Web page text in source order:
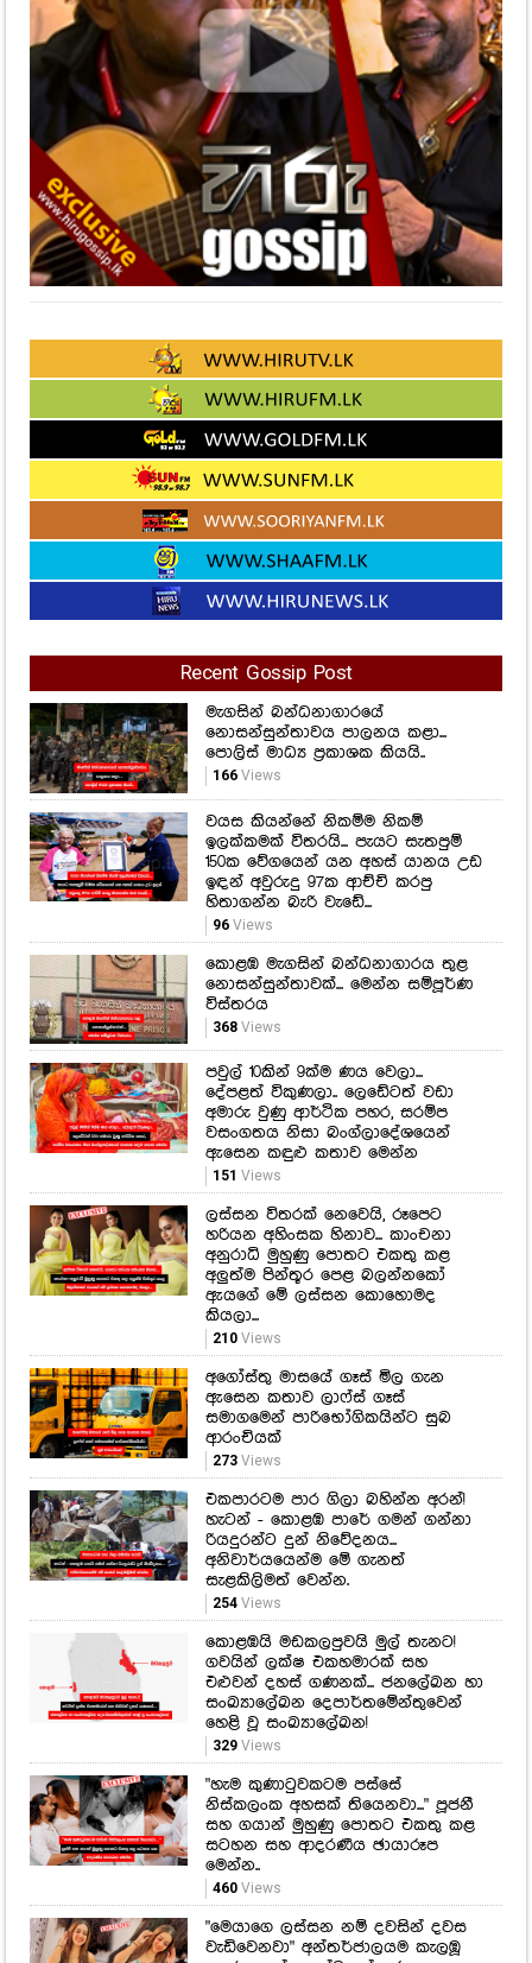
Recent Gossip Post
මැගසින් බන්ධනාගාරයේ
නොසන්සුන්තාවය පාලනය කළා...
පොලිස් මාධ්‍ය ප්‍රකාශක කියයි..
166Views
වයස කියන්නේ නිකම්ම නිකම්
ඉලක්කමක් විතරයි... පැයට සැතපුම්
150ක වේගයෙන් යන අහස් යානය උඩ
ඉඳන් අවුරුදු 97ක ආච්චි කරපු
හිතාගන්න බැරි වැඩේ...
96Views
කොළඹ මැගසින් බන්ධනාගාරය තුළ
නොසන්සුන්තාවක්... මෙන්න සම්පූර්ණ
විස්තරය
368Views
පවුල් 10කින් 9ක්ම ණය වෙලා...
දේපළත් විකුණලා.. ලෙඩේටත් වඩා
අමාරු වුණු ආර්ථික පහර, සරම්ප
වසංගතය නිසා බංග්ලාදේශයෙන්
ඇසෙන කඳුළු කතාව මෙන්න
151 Views
ලස්සන විතරක් නෙවෙයි, රූපෙට
හරියන අහිංසක හිනාව... කාංචනා
අනුරාධි මුහුණු පොතට එකතු කළ
අලුත්ම පින්තූර පෙළ බලන්නකෝ
ඇයගේ මේ ලස්සන කොහොමද
කියලා...
210Views
අගෝස්තු මාසයේ ගෑස් මිල ගැන
ඇසෙන කතාව ලාෆ්ස් ගෑස්
සමාගමෙන් පාරිභෝගිකයින්ට සුබ
ආරංචියක්
273Views
එකපාරටම පාර ගිලා බහින්න අරන්!
හැටන් - කොළඹ පාරේ ගමන් ගන්නා
රියදුරන්ට දුන් නිවේදනය...
අනිවාර්යයෙන්ම මේ ගැනත්
සැළකිලිමත් වෙන්න.
254Views
කොළඹයි මඩකලපුවයි මුල් තැනට!
ගවයින් ලක්ෂ එකහමාරක් සහ
එළුවන් දහස් ගණනක්... ජනලේඛන හා
සංඛ්‍යාලේඛන දෙපාර්තමේන්තුවෙන්
හෙළි වූ සංඛ්‍යාලේඛන!
329Views
"හැම කුණාටුවකටම පස්සේ
නිස්කලංක අහසක් තියෙනවා..." පූජනී
සහ ගයාන් මුහුණු පොතට එකතු කළ
සටහන සහ ආදරණීය ඡායාරූප
මෙන්න..
460Views
"මෙයාගෙ ලස්සන නම් දවසින් දවස
වැඩිවෙනවා" අන්තර්ජාලයම කැලඹූ